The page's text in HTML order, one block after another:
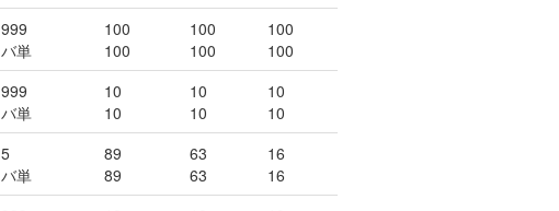
999
バ単
100
100
100
100
100
100
999
バ単
10
10
10
10
10
10
5
バ単
89
89
63
63
16
16